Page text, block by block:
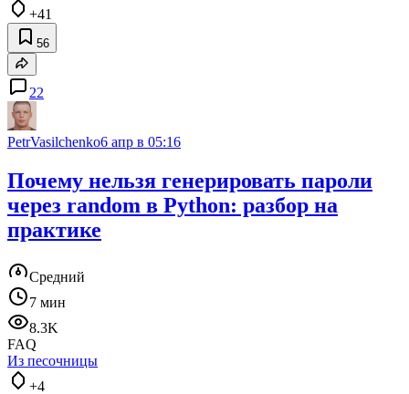
+41
56
22
PetrVasilchenko6 апр в 05:16
Почему нельзя генерировать пароли
через random в Python: разбор на
практике
Средний
7 мин
8.3K
FAQ
Из песочницы
+4